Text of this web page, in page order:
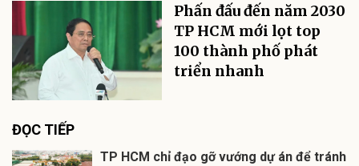
Phấn đấu đến năm 2030
TP HCM mới lọt top
100 thành phố phát
triển nhanh
ĐỌC TIẾP
TP HCM chỉ đạo gỡ vướng dự án để tránh